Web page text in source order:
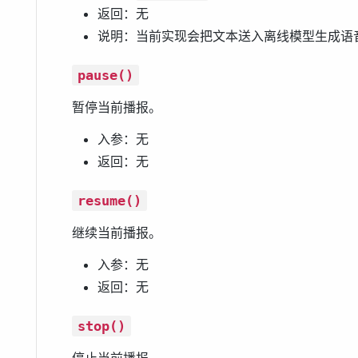
返回：无
说明：当前实现会把文本送入离线模型生成
pause()
暂停当前播报。
入参：无
返回：无
resume()
继续当前播报。
入参：无
返回：无
stop()